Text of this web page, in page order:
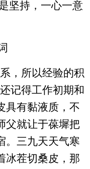
坚持，一心一意
，所以经验的积
记得工作初期和
具有黏液质，不
父就让于葆墀把
。三九天天气寒
冰茬切桑皮，那